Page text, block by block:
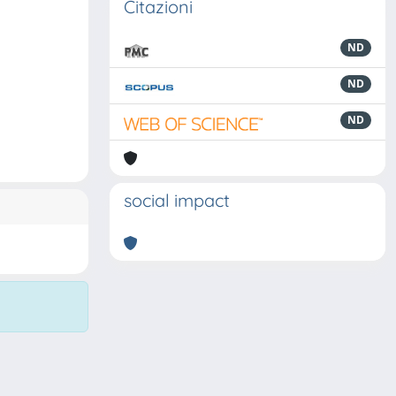
Citazioni
ND
ND
ND
social impact